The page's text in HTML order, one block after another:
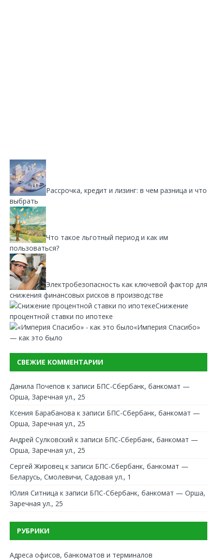
Рассрочка, кредит и лизинг: в чем разница и что
выбрать
Что такое льготный период и как им
пользоваться?
Электробезопасность как ключевой фактор для
снижения финансовых рисков в производстве
Снижение
процентной ставки по ипотеке
«Империя Спасибо»
— как это было
СВЕЖИЕ КОММЕНТАРИИ
Данила Почепов к записи БПС-Сбербанк, банкомат —
Орша, Заречная ул., 25
Ксения Барабанова к записи БПС-Сбербанк, банкомат —
Орша, Заречная ул., 25
Андрей Сулковский к записи БПС-Сбербанк, банкомат —
Орша, Заречная ул., 25
Сергей Жировец к записи БПС-Сбербанк, банкомат —
Беларусь, Смолевичи, Садовая ул., 1
Юлия Ситница к записи БПС-Сбербанк, банкомат — Орша,
Заречная ул., 25
РУБРИКИ
Адреса офисов, банкоматов и терминалов